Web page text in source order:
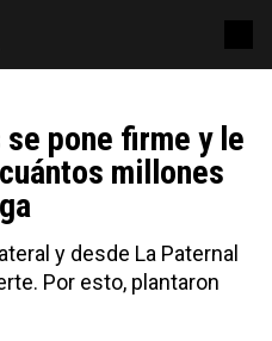
pone firme y le
millones
y desde La Paternal
Por esto, plantaron